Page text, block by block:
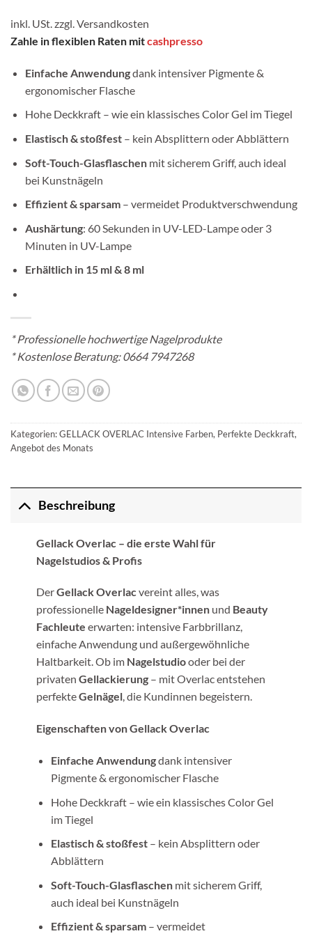
war:
19,99 €
ist:
15,99 €.
inkl. USt. zzgl.Versandkosten
Zahle in flexiblen Raten mitcashpresso
Einfache Anwendungdank intensiver Pigmente &
ergonomischer Flasche
Hohe Deckkraft – wie ein klassisches Color Gel im Tiegel
Elastisch & stoßfest– kein Absplittern oder Abblättern
Soft-Touch-Glasflaschenmit sicherem Griff, auch ideal
bei Kunstnägeln
Effizient & sparsam– vermeidet Produktverschwendung
Aushärtung: 60 Sekunden in UV-LED-Lampe oder 3
Minuten in UV-Lampe
Erhältlich in 15 ml & 8 ml
*Professionelle hochwertige Nagelprodukte
* Kostenlose Beratung:0664 7947268
Kategorien:GELLACK OVERLAC Intensive Farben, Perfekte Deckkraft,
Angebot des Monats
Beschreibung
Gellack Overlac – die erste Wahl für
Nagelstudios & Profis
DerGellack Overlacvereint alles, was
professionelle Nageldesigner*innenund Beauty
Fachleute erwarten: intensive Farbbrillanz,
einfache Anwendung und außergewöhnliche
Haltbarkeit. Ob im Nagelstudiooder bei der
privaten Gellackierung– mit Overlac entstehen
perfekteGelnägel, die Kundinnen begeistern.
Eigenschaften von Gellack Overlac
Einfache Anwendungdank intensiver
Pigmente & ergonomischer Flasche
Hohe Deckkraft – wie ein klassisches Color Gel
im Tiegel
Elastisch & stoßfest– kein Absplittern oder
Abblättern
Soft-Touch-Glasflaschenmit sicherem Griff,
auch ideal bei Kunstnägeln
Effizient & sparsam– vermeidet